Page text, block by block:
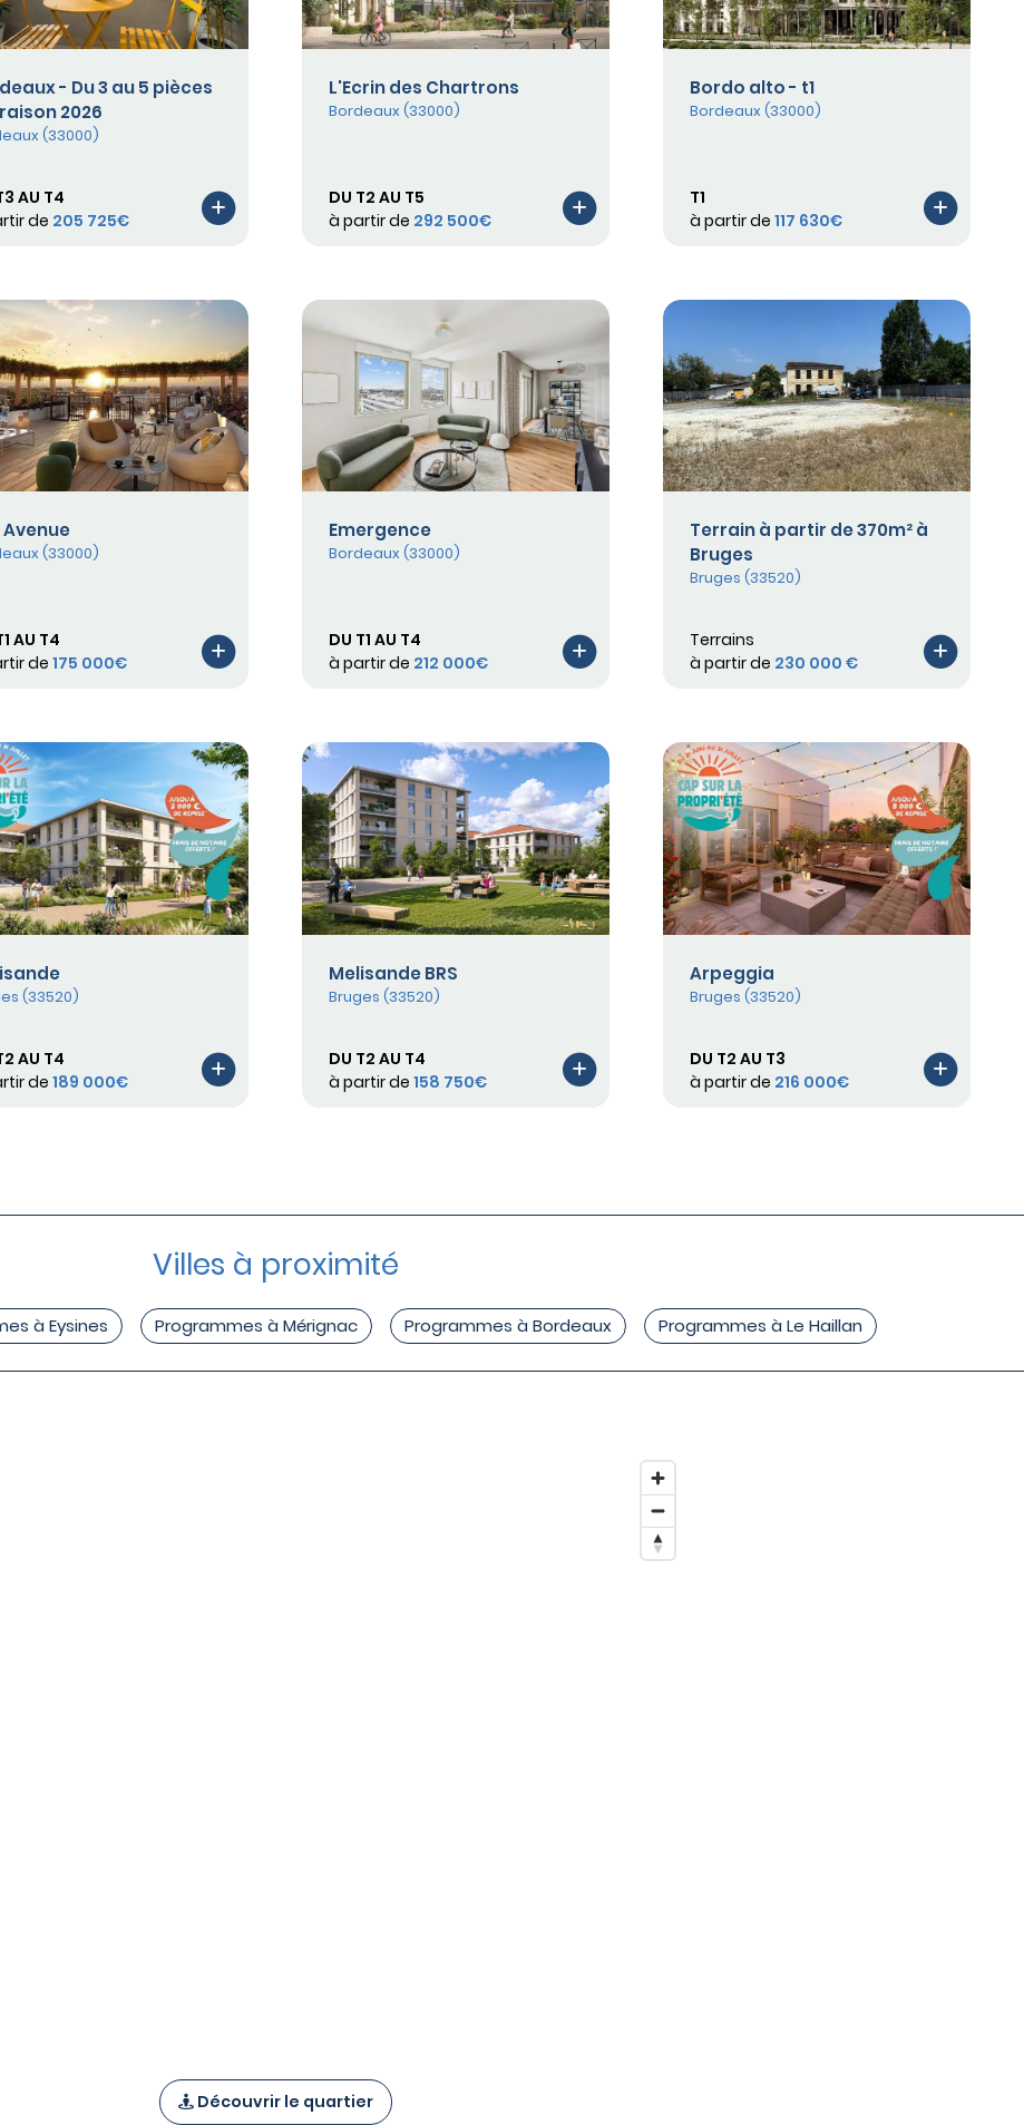
- Du 3 au 5 pièces
2026
(33000)
AU T4
de 205 725€
L'Ecrin des Chartrons
Bordeaux (33000)
DU T2 AU T5
à partir de 292 500€
Bordo alto - t1
Bordeaux (33000)
T1
à partir de 117 630€
Avenue
(33000)
AU T4
de 175 000€
Emergence
Bordeaux (33000)
DU T1 AU T4
à partir de 212 000€
Terrain à partir de 370m² à
Bruges
Bruges (33520)
Terrains
à partir de 230 000 €
(33520)
AU T4
de 189 000€
Melisande BRS
Bruges (33520)
DU T2 AU T4
à partir de 158 750€
Arpeggia
Bruges (33520)
DU T2 AU T3
à partir de 216 000€
Villes à proximité
à Eysines Programmes à Mérignac Programmes à Bordeaux Programmes à Le Haillan
Découvrir le quartier